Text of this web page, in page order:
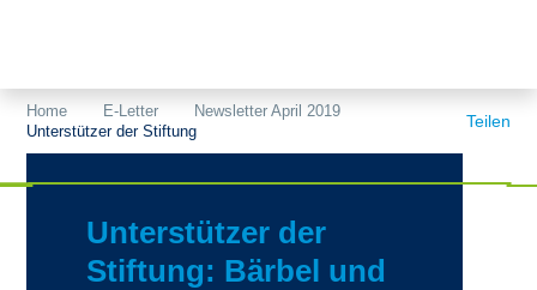
News
Blog
Home E-Letter
Newsletter April 2019
Unterstützer der Stiftung
Teilen
Unterstützer der
Stiftung: Bärbel und